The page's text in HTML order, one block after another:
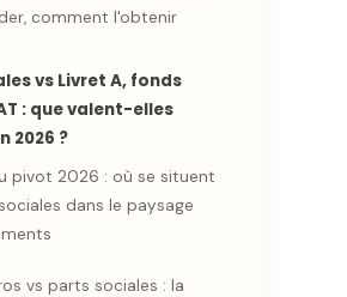
comment l'obtenir
vs Livret A, fonds
: que valent-elles
2026 ?
pivot 2026 : où se situent
dans le paysage
vs parts sociales : la